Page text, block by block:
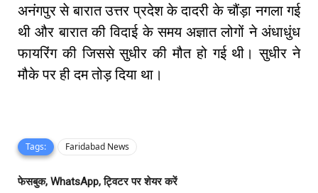
अनंगपुर से बारात उत्तर प्रदेश के दादरी के चौंड़ा नगला गई
थी और बारात की विदाई के समय अज्ञात लोगों ने अंधाधुंध
फायरिंग की जिससे सुधीर की मौत हो गई थी। सुधीर ने
मौके पर ही दम तोड़ दिया था।
Tags: Faridabad News
फेसबुक, WhatsApp, ट्विटर पर शेयर करें